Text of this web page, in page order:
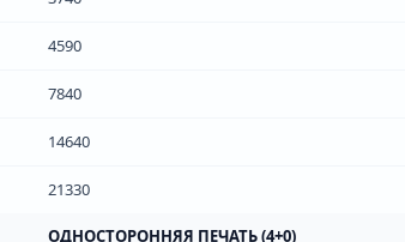
4590
7840
14640
21330
ОДНОСТОРОННЯЯ ПЕЧАТЬ (4+0)